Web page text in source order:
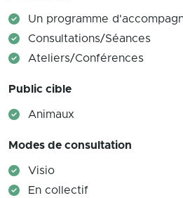
Un programme
Consultations/Séances
Ateliers/Conférences
Public cible
Animaux
Modes de consultation
Visio
En collectif